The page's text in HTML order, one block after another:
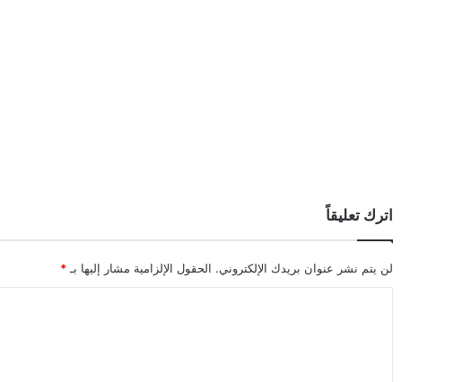
اترك تعليقاً
لن يتم نشر عنوان بريدك الإلكتروني. الحقول الإلزامية مشار إليها بـ *